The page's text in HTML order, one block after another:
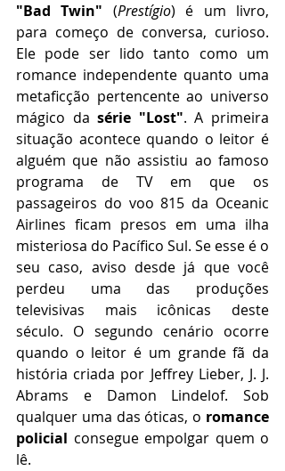
"Bad Twin" (Prestígio) é um livro,
para começo de conversa, curioso.
Ele pode ser lido tanto como um
romance independente quanto uma
metaficção pertencente ao universo
mágico da série "Lost". A primeira
situação acontece quando o leitor é
alguém que não assistiu ao famoso
programa de TV em que os
passageiros do voo 815 da Oceanic
Airlines ficam presos em uma ilha
misteriosa do Pacífico Sul. Se esse é o
seu caso, aviso desde já que você
perdeu uma das produções
televisivas mais icônicas deste
século. O segundo cenário ocorre
quando o leitor é um grande fã da
história criada por Jeffrey Lieber, J. J.
Abrams e Damon Lindelof. Sob
qualquer uma das óticas, o romance
policial consegue empolgar quem o
lê.